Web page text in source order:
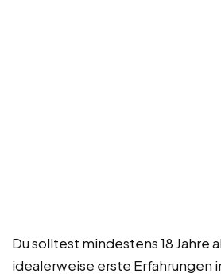
Du solltest mindestens 18 Jahre
idealerweise erste Erfahrungen